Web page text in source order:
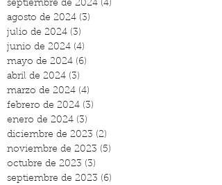
septiembre de 2024 (4)
agosto de 2024 (3)
julio de 2024 (3)
junio de 2024 (4)
mayo de 2024 (6)
abril de 2024 (3)
marzo de 2024 (4)
febrero de 2024 (3)
enero de 2024 (3)
diciembre de 2023 (2)
noviembre de 2023 (5)
octubre de 2023 (3)
septiembre de 2023 (6)